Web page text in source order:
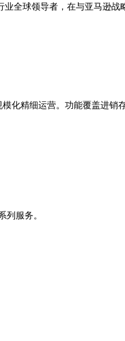
（Buy with Prime
了领星ERP作为跨